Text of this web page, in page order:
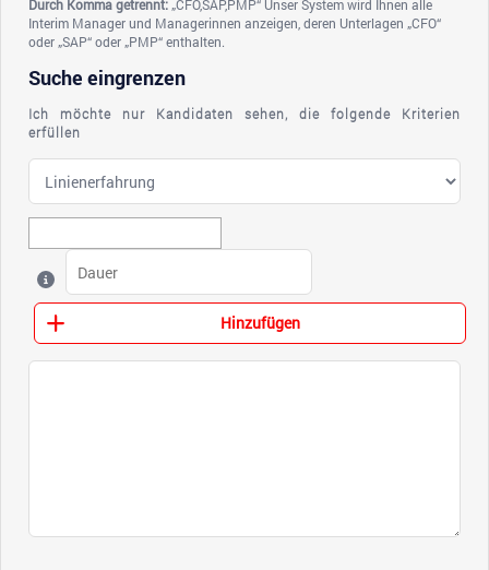
Durch Komma getrennt:„CFO,SAP,PMP“ Unser System wird Ihnen alle
Interim Manager und Managerinnen anzeigen, deren Unterlagen „CFO“
oder „SAP“ oder „PMP“ enthalten.
Suche eingrenzen
Ich möchte nur Kandidaten sehen, die folgende Kriterien
erfüllen